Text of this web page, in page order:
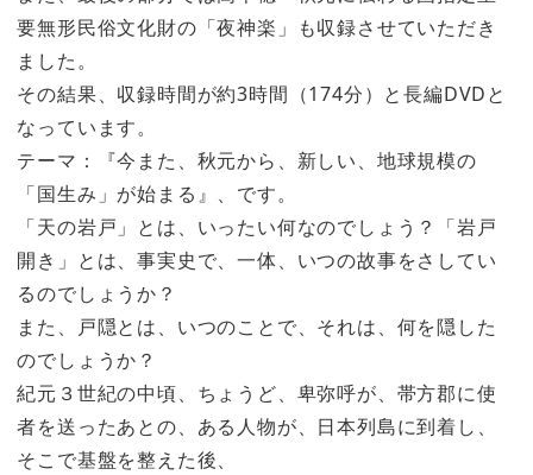
要無形民俗文化財の「夜神楽」も収録させていただき
ました。
その結果、収録時間が約3時間（174分）と長編DVDと
なっています。
テーマ：『今また、秋元から、新しい、地球規模の
「国生み」が始まる』、です。
「天の岩戸」とは、いったい何なのでしょう？「岩戸
開き」とは、事実史で、一体、いつの故事をさしてい
るのでしょうか？
また、戸隠とは、いつのことで、それは、何を隠した
のでしょうか？
紀元３世紀の中頃、ちょうど、卑弥呼が、帯方郡に使
者を送ったあとの、ある人物が、日本列島に到着し、
そこで基盤を整えた後、